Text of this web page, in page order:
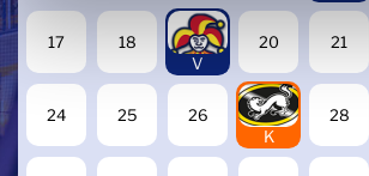
17 18
19
V
20 21
24 25 26
27
K
28